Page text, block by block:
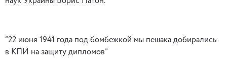
“22 июня 1941 года под бомбежкой мы пешака добирались
в КПИ на защиту дипломов”